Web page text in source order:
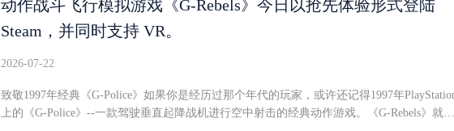
电子移动体验业务首席运营官崔元俊表示："随着代理型AI重塑移动体验，下一步是让这些
体验对每位用户的场景更具直觉性和响应性。智能眼镜开辟了新的交互触点，将更加个性化
的AI辅助自然地融入日常生活的每一个瞬间。"不过值得注意的是，在三星官方公告中，摄
像头相关内容仅出现了一次。考虑到近期围绕智能眼镜的隐私争议，以及欧洲数据保护委员
此刻似乎有意低调处理眼镜的拍摄功能。当然，三星也特别提到，其智能眼镜配备了"清晰
控制机制与安全防护措施"，以支持"负责任且安全的使用"。设计联名作答，价格仍未摊牌在
类似，N50将搭载双摄像头传感器：一颗用于照片和视频拍摄，另一颗负责计算机视觉任
务。古尔曼指出，"这意味着需要开发相应的功能与政策，以回应Meta等竞品引发的社会担
将隐私视为"头号优先事项"。无屏路线：更像一副"能听的眼镜"与Meta早期推出的纯音频智
来完成通话、AI查询、音乐播放和图像拍摄等核心功能。从产品形态来看，这更接近"可穿
戴音频设备+视觉感知"的定位，而非VisionPro那种空间计算设备的延伸。
动作战斗飞行模拟游戏《G-Rebels》今日以抢先体验形式登陆
Steam，并同时支持 VR。
2026-07-22
致敬1997年经典《G-Police》如果你是经历过那个年代的玩家，或许还记得1997年
上的《G-Police》--一款驾驶垂直起降战机进行空中射击的经典动作游戏。《G-Rebels》就像